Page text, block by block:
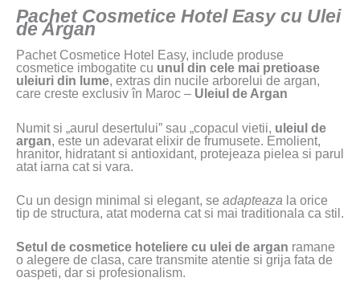
Pachet Cosmetice Hotel Easy cu Ulei
de Argan
Pachet Cosmetice Hotel Easy, include produse
cosmetice imbogatite cu unul din cele mai pretioase
uleiuri din lume, extras din nucile arborelui de argan,
care creste exclusiv în Maroc – Uleiul de Argan
Numit si „aurul desertului” sau „copacul vietii, uleiul de
argan , este un adevarat elixir de frumusete. Emolient,
hranitor, hidratant si antioxidant, protejeaza pielea si parul
atat iarna cat si vara.
Cu un design minimal si elegant, se adapteaza la orice
tip de structura, atat moderna cat si mai traditionala ca stil.
Setul de cosmetice hoteliere cu ulei de argan ramane
o alegere de clasa, care transmite atentie si grija fata de
oaspeti, dar si profesionalism.